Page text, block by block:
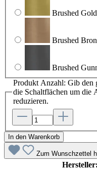
Brushed Gold
Brushed
Brushed
Produkt Anzahl: Gib den
die Schaltflächen um die
reduzieren.
In den Warenkorb
Zum Wunschzettel
Hersteller: